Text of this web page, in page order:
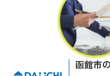
函館市